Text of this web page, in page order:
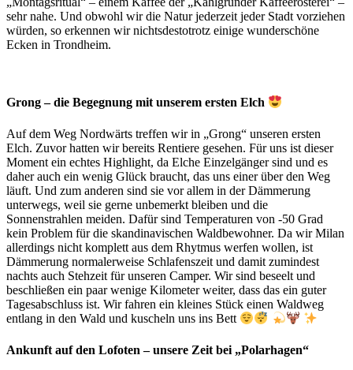
sehr nahe. Und obwohl wir die Natur jederzeit jeder Stadt vorziehen
würden, so erkennen wir nichtsdestotrotz einige wunderschöne
Ecken in Trondheim.
Grong – die Begegnung mit unserem ersten Elch
Auf dem Weg Nordwärts treffen wir in „Grong“ unseren ersten
Elch. Zuvor hatten wir bereits Rentiere gesehen. Für uns ist dieser
Moment ein echtes Highlight, da Elche Einzelgänger sind und es
daher auch ein wenig Glück braucht, das uns einer über den Weg
läuft. Und zum anderen sind sie vor allem in der Dämmerung
unterwegs, weil sie gerne unbemerkt bleiben und die
Sonnenstrahlen meiden. Dafür sind Temperaturen von -50 Grad
kein Problem für die skandinavischen Waldbewohner. Da wir Milan
allerdings nicht komplett aus dem Rhytmus werfen wollen, ist
Dämmerung normalerweise Schlafenszeit und damit zumindest
nachts auch Stehzeit für unseren Camper. Wir sind beseelt und
beschließen ein paar wenige Kilometer weiter, dass das ein guter
Tagesabschluss ist. Wir fahren ein kleines Stück einen Waldweg
entlang in den Wald und kuscheln uns ins Bett
Ankunft auf den Lofoten – unsere Zeit bei „Polarhagen“